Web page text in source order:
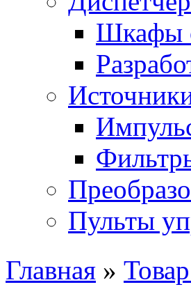
Шкафы
Пульты
Главная »